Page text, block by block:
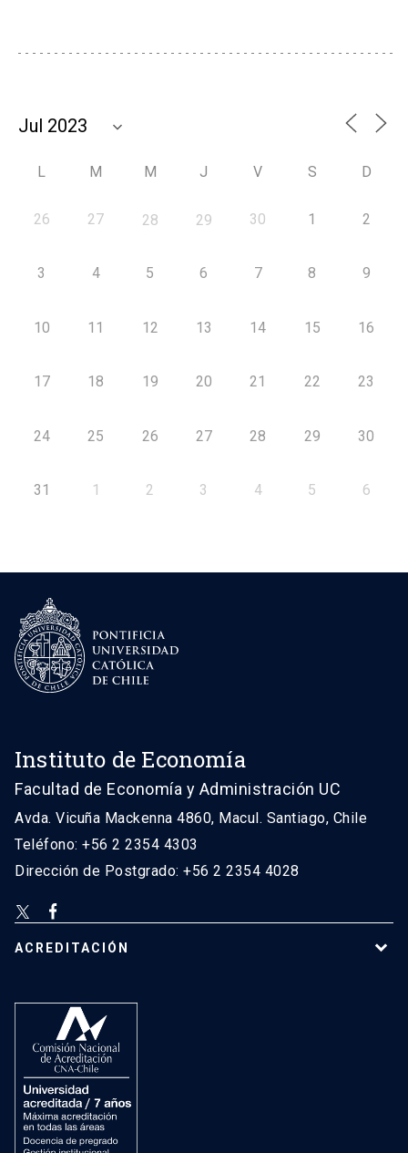
L M M J V S D
26 27 28 29 30 1 2
3 4 5 6 7 8 9
10 11 12 13 14 15 16
17 18 19 20 21 22 23
24 25 26 27 28 29 30
31 1 2 3 4 5 6
Instituto de Economía
Facultad de Economía y Administración UC
Avda. Vicuña Mackenna 4860, Macul. Santiago, Chile
Teléfono: +56 2 2354 4303
Dirección de Postgrado: +56 2 2354 4028
ACREDITACIÓN